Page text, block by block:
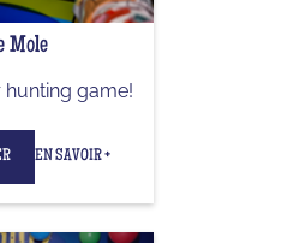
Mole
game!
EN SAVOIR +